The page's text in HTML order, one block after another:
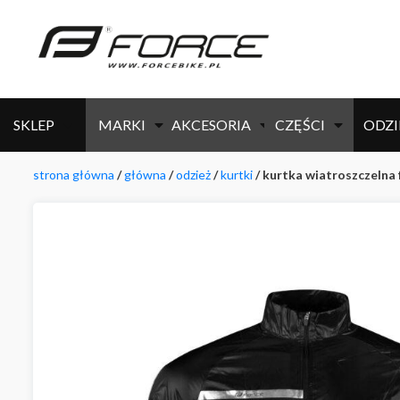
SKLEP MARKI AKCESORIA CZĘŚCI
strona główna /główna /odzież/kurtki/ kurtka wiatroszczelna